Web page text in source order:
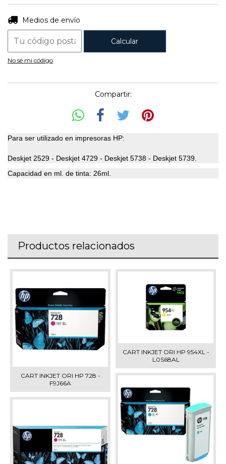
Entregas para el CP:
Medios de envío
Calcular
No sé mi código
Compartir:
Para ser utilizado en impresoras HP:
Deskjet 2529 - Deskjet 4729 - Deskjet 5738 - Deskjet 5739.
Capacidad en ml. de tinta: 26ml.
Productos relacionados
CART INKJET ORI HP 728 -
F9J66A
CART INKJET ORI HP 954XL -
L0S68AL